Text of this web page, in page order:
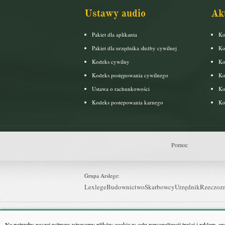
Ustawy audio
Pakiet dla aplikanta
Pakiet dla urzędnika służby cywilnej
Kodeks cywilny
Kodeks postępowania cywilnego
Ustawa o rachunkowości
Kodeks postepowania karnego
Pomoc
Grupa Arslege:
LexlegeBudownictwoSkarbowcyUrzędnik
Grupa Bonnier: